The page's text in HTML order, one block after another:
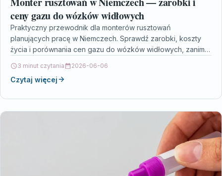
ceny gazu do wózków widłowych
Praktyczny przewodnik dla monterów rusztowań
planujących pracę w Niemczech. Sprawdź zarobki, koszty
życia i porównania cen gazu do wózków widłowych, zanim
3 minut czytania 2026-06-06
Czytaj więcej